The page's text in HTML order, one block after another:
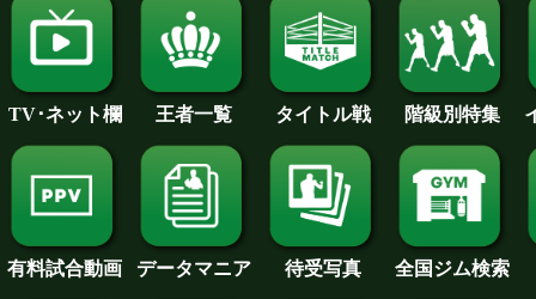
TV･ネット欄 王者一覧 タイトル戦 階級別特集
有料試合動画 データマニア 待受写真 全国ジム検索